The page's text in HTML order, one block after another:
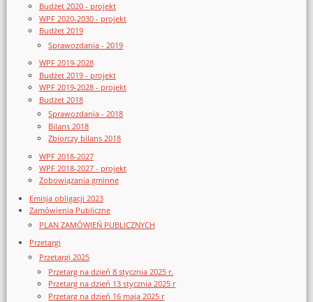
Budżet 2020 - projekt
WPF 2020-2030 - projekt
Budżet 2019
Sprawozdania - 2019
WPF 2019-2028
Budżet 2019 - projekt
WPF 2019-2028 - projekt
Budżet 2018
Sprawozdania - 2018
Bilans 2018
Zbiorczy bilans 2018
WPF 2018-2027
WPF 2018-2027 - projekt
Zobowiązania gminne
Emisja obligacji 2023
Zamówienia Publiczne
PLAN ZAMÓWIEŃ PUBLICZNYCH
Przetargi
Przetargi 2025
Przetarg na dzień 8 stycznia 2025 r.
Przetarg na dzień 13 stycznia 2025 r
Przetarg na dzień 16 maja 2025 r